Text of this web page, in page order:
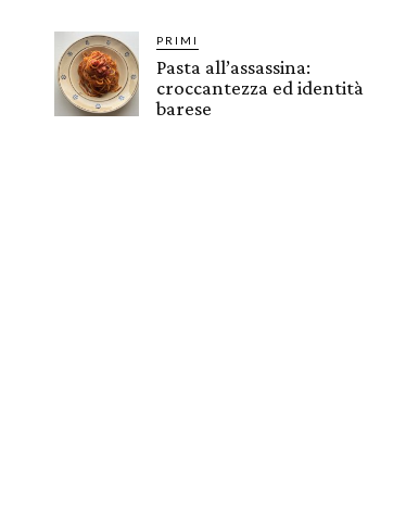
PRIMI
Pasta all’assassina:
croccantezza ed identità
barese